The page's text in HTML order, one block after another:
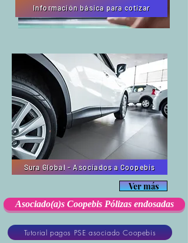
Información básica para cotizar
Sura Global - Asociados a Coopebis
Ver más
Asociado(a)s Coopebis Pólizas endosadas
Tutorial pagos PSE asociado Coopebis